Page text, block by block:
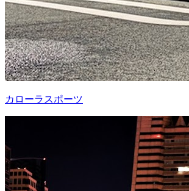
カローラスポーツ